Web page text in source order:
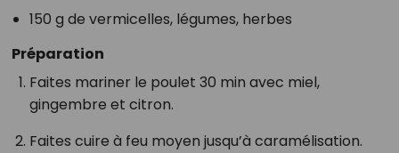
150 g de vermicelles, légumes, herbes
Préparation
Faites mariner le poulet 30 min avec miel,
gingembre et citron.
Faites cuire à feu moyen jusqu’à caramélisation.